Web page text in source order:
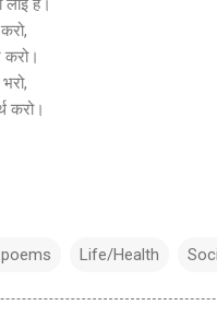
लाई है।
करो।
करो।
Life/Health